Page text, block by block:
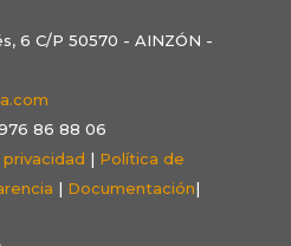
6 C/P 50570 - AINZÓN -
86 88 06
| Política de
| Documentación|